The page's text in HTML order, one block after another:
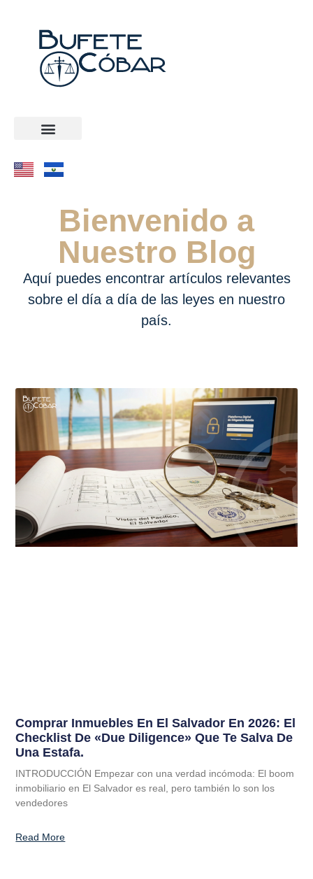
Bienvenido a
Nuestro Blog
Aquí puedes encontrar artículos relevantes
sobre el día a día de las leyes en nuestro
país.
Comprar Inmuebles En El Salvador En 2026: El
Checklist De «Due Diligence» Que Te Salva De
Una Estafa.
INTRODUCCIÓN Empezar con una verdad incómoda: El boom
inmobiliario en El Salvador es real, pero también lo son los
vendedores
Read More